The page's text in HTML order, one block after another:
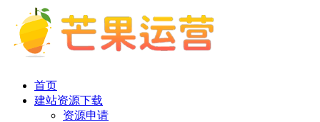
首页
建站资源下载
资源申请